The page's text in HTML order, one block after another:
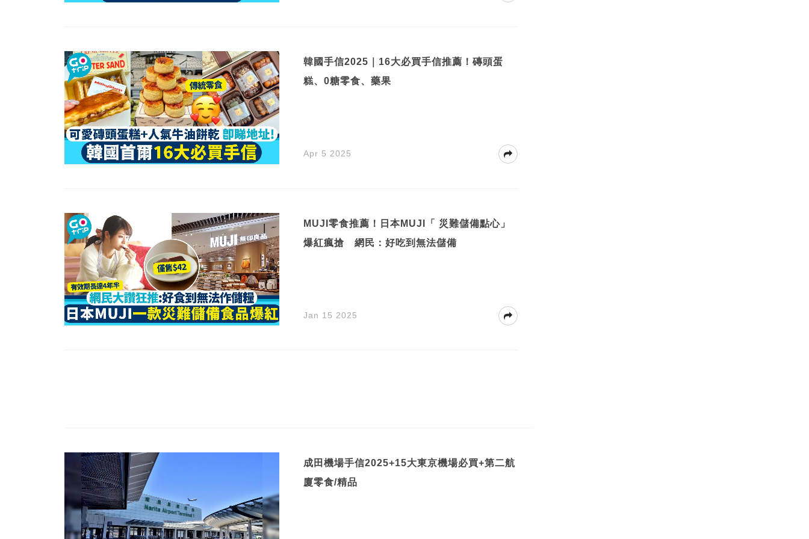
韓國手信2025｜16大必買手信推薦！磚頭蛋
糕、0糖零食、藥果
Apr 5 2025
MUJI零食推薦！日本MUJI「 災難儲備點心」
爆紅瘋搶 網民：好吃到無法儲備
Jan 15 2025
成田機場手信2025+15大東京機場必買+第二航
廈零食/精品